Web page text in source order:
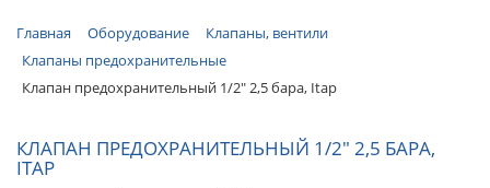
Главная Оборудование
Клапаны, вентили
Клапаны предохранительные
Клапан предохранительный 1/2" 2,5 бара, Itap
КЛАПАН ПРЕДОХРАНИТЕЛЬНЫЙ 1/2" 2,5 БАРА,
ITAP